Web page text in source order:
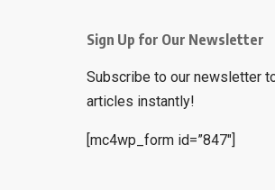
Sign Up for Our Newsletter
Subscribe to our newsletter
articles instantly!
[mc4wp_form id=”847″]